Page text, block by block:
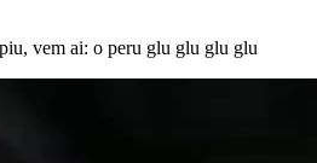
vem ai: o peru glu glu glu glu